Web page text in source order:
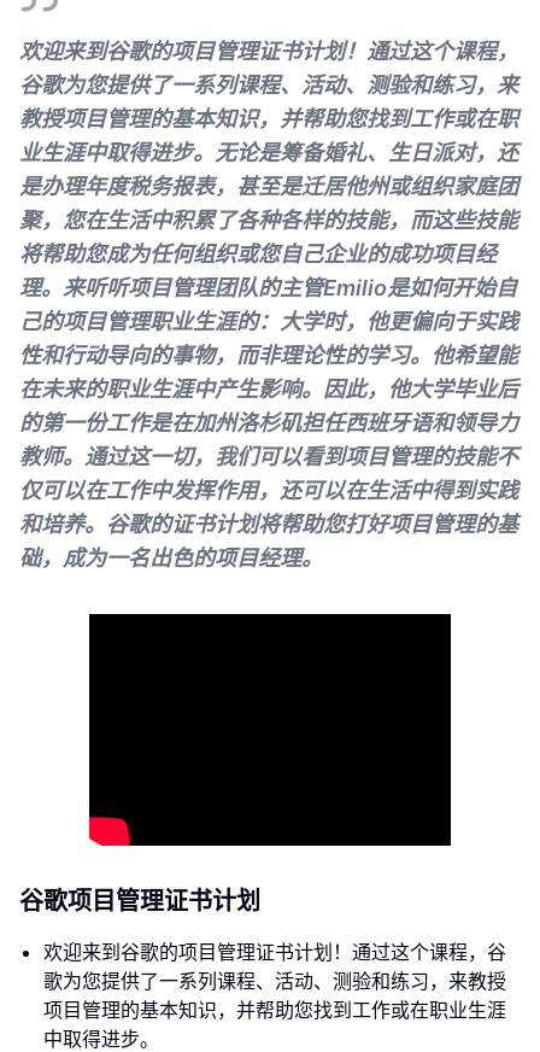
欢迎来到谷歌的项目管理证书计划！通过这个课程，
谷歌为您提供了一系列课程、活动、测验和练习，来
教授项目管理的基本知识，并帮助您找到工作或在职
业生涯中取得进步。无论是筹备婚礼、生日派对，还
是办理年度税务报表，甚至是迁居他州或组织家庭团
聚，您在生活中积累了各种各样的技能，而这些技能
将帮助您成为任何组织或您自己企业的成功项目经
理。来听听项目管理团队的主管Emilio是如何开始自
己的项目管理职业生涯的：大学时，他更偏向于实践
性和行动导向的事物，而非理论性的学习。他希望能
在未来的职业生涯中产生影响。因此，他大学毕业后
的第一份工作是在加州洛杉矶担任西班牙语和领导力
教师。通过这一切，我们可以看到项目管理的技能不
仅可以在工作中发挥作用，还可以在生活中得到实践
和培养。谷歌的证书计划将帮助您打好项目管理的基
础，成为一名出色的项目经理。
谷歌项目管理证书计划
欢迎来到谷歌的项目管理证书计划！通过这个课程，谷
歌为您提供了一系列课程、活动、测验和练习，来教授
项目管理的基本知识，并帮助您找到工作或在职业生涯
中取得进步。